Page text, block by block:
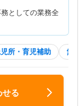
務としての業務全
所・育児補助 無資
せる